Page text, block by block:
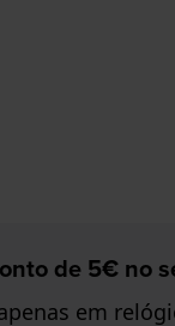
de 5€ no
em